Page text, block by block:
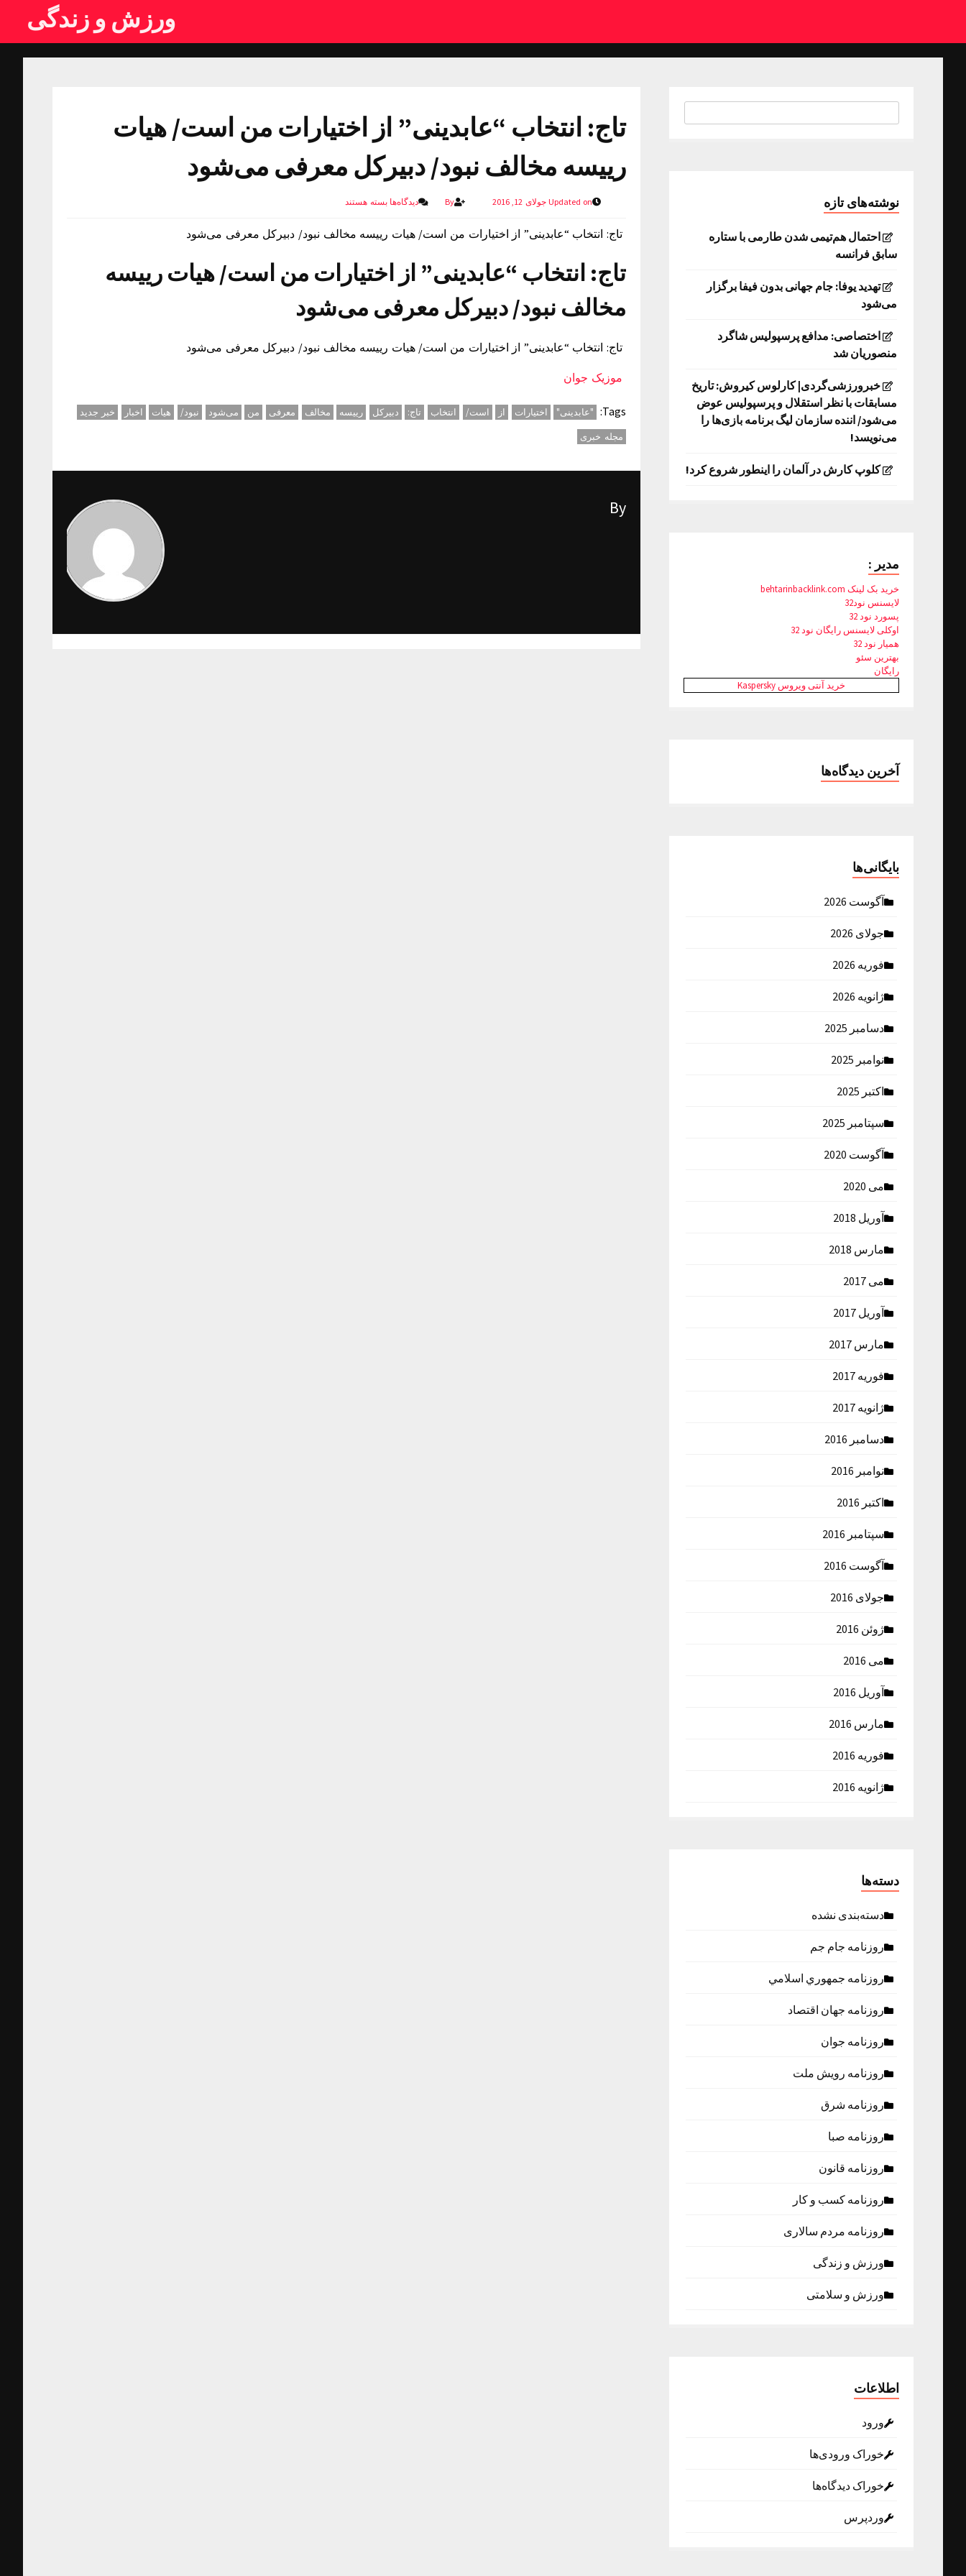
ورزش و زندگی
تاج: انتخاب “عابدینی” از اختیارات من است/ هیات
رییسه مخالف نبود/ دبیرکل معرفی می‌شود
Updated on جولای 12, 2016 By دیدگاه‌هابسته هستند
تاج: انتخاب “عابدینی” از اختیارات من است/ هیات رییسه مخالف نبود/ دبیرکل معرفی می‌شود
تاج: انتخاب “عابدینی” از اختیارات من است/ هیات رییسه
مخالف نبود/ دبیرکل معرفی می‌شود
تاج: انتخاب “عابدینی” از اختیارات من است/ هیات رییسه مخالف نبود/ دبیرکل معرفی می‌شود
موزیک جوان
Tags: "عابدینی" اختیارات از است/ انتخاب تاج: دبیرکل رییسه مخالف معرفی من می‌شود نبود/ هیات اخبار
خبر جدید
مجله خبری
By
نوشته‌های تازه
احتمال هم‌تیمی شدن طارمی با ستاره
سابق فرانسه
تهدید یوفا: جام جهانی بدون فیفا برگزار
می‌شود
اختصاصی: مدافع پرسپولیس شاگرد
منصوریان شد
خبرورزشی‌گردی| کارلوس کیروش: تاریخ
مسابقات با نظر استقلال و پرسپولیس عوض
می‌شود/ اننده سازمان لیگ برنامه بازی‌ها را
می‌نویسد!
کلوپ کارش در آلمان را اینطور شروع کرد!
مدیر :
خرید بک لینک behtarinbacklink.com
لایسنس نود32
پسورد نود 32
اوکلی لایسنس رایگان نود 32
همیار نود 32
بهترین سئو
رایگان
خرید آنتی ویروس Kaspersky
آخرین دیدگاه‌ها
بایگانی‌ها
آگوست 2026
جولای 2026
فوریه 2026
ژانویه 2026
دسامبر 2025
نوامبر 2025
اکتبر 2025
سپتامبر 2025
آگوست 2020
می 2020
آوریل 2018
مارس 2018
می 2017
آوریل 2017
مارس 2017
فوریه 2017
ژانویه 2017
دسامبر 2016
نوامبر 2016
اکتبر 2016
سپتامبر 2016
آگوست 2016
جولای 2016
ژوئن 2016
می 2016
آوریل 2016
مارس 2016
فوریه 2016
ژانویه 2016
دسته‌ها
دسته‌بندی نشده
روزنامه جام جم
روزنامه جمهوري اسلامي
روزنامه جهان اقتصاد
روزنامه جوان
روزنامه رویش ملت
روزنامه شرق
روزنامه صبا
روزنامه قانون
روزنامه كسب و كار
روزنامه مردم سالاری
ورزش و زندگی
ورزش و سلامتی
اطلاعات
ورود
خوراک ورودی‌ها
خوراک دیدگاه‌ها
وردپرس